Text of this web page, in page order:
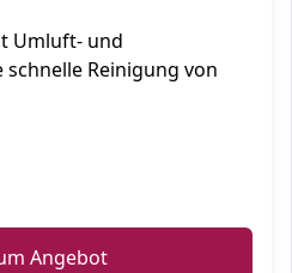
Umluft- und
Reinigung von
Angebot